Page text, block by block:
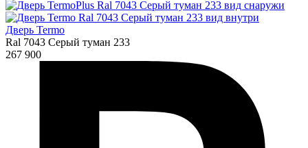
Дверь Termo
Ral 7043 Серый туман 233
267 900